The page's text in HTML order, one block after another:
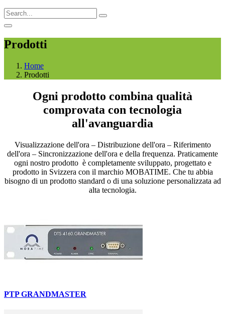
Prodotti
Home
Prodotti
Ogni prodotto combina qualità
comprovata con tecnologia
all'avanguardia
Visualizzazione dell'ora – Distribuzione dell'ora – Riferimento
dell'ora – Sincronizzazione dell'ora e della frequenza. Praticamente
ogni nostro prodotto è completamente sviluppato, progettato e
prodotto in Svizzera con il marchio MOBATIME. Che tu abbia
bisogno di un prodotto standard o di una soluzione personalizzata ad
alta tecnologia.
PTP GRANDMASTER